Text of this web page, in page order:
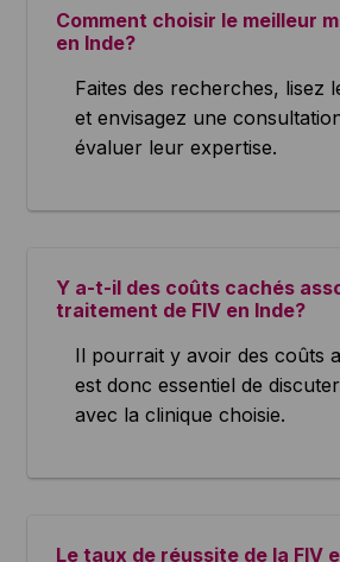
Comment choisir le meilleur
en Inde?
Faites des recherches, lisez
et envisagez une
évaluer leur expertise.
Y a-t-il des coûts cachés
traitement de FIV en Inde?
Il pourrait y avoir des coûts
est donc essentiel de
avec la clinique choisie.
Le taux de réussite de la FIV